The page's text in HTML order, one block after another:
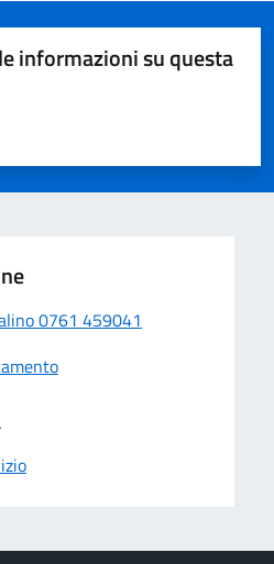
informazioni su questa
su 5
5
0761 459041